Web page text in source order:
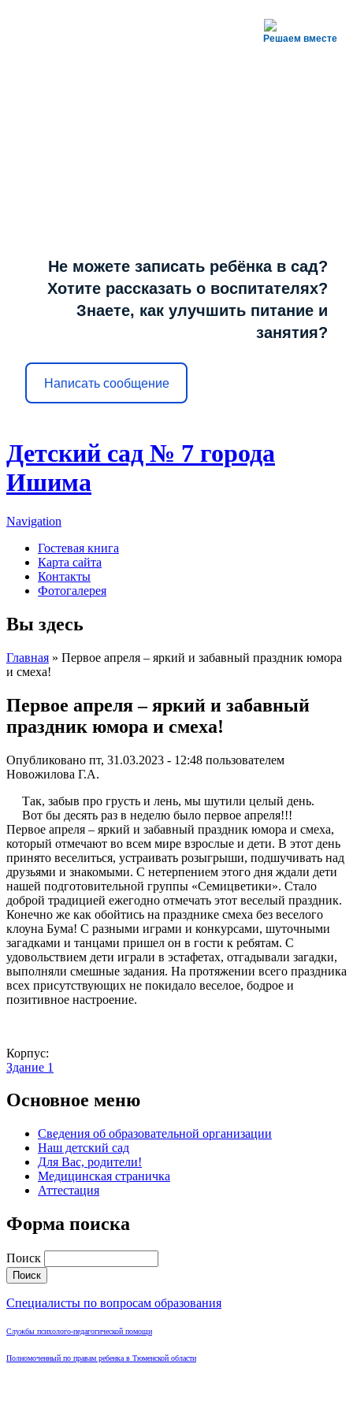
Решаем вместе
Не можете записать ребёнка в сад?
Хотите рассказать о воспитателях?
Знаете, как улучшить питание и
занятия?
Написать сообщение
Детский сад № 7 города
Ишима
Navigation
Гостевая книга
Карта сайта
Контакты
Фотогалерея
Вы здесь
Главная » Первое апреля – яркий и забавный праздник юмора
и смеха!
Первое апреля – яркий и забавный
праздник юмора и смеха!
Опубликовано пт, 31.03.2023 - 12:48 пользователем
Новожилова Г.А.
Так, забыв про грусть и лень, мы шутили целый день.
Вот бы десять раз в неделю было первое апреля!!!
Первое апреля – яркий и забавный праздник юмора и смеха,
который отмечают во всем мире взрослые и дети. В этот день
принято веселиться, устраивать розыгрыши, подшучивать над
друзьями и знакомыми. С нетерпением этого дня ждали дети
нашей подготовительной группы «Семицветики». Стало
доброй традицией ежегодно отмечать этот веселый праздник.
Конечно же как обойтись на празднике смеха без веселого
клоуна Бума! С разными играми и конкурсами, шуточными
загадками и танцами пришел он в гости к ребятам. С
удовольствием дети играли в эстафетах, отгадывали загадки,
выполняли смешные задания. На протяжении всего праздника
всех присутствующих не покидало веселое, бодрое и
позитивное настроение.
Корпус:
Здание 1
Основное меню
Сведения об образовательной организации
Наш детский сад
Для Вас, родители!
Медицинская страничка
Аттестация
Форма поиска
Поиск
Специалисты по вопросам образования
Службы психолого-педагогической помощи
Полномоченный по правам ребенка в Тюменской области